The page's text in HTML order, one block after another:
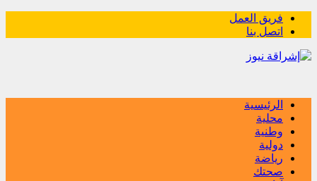
فريق العمل
اتصل بنا
الرئيسية
محلية
وطنية
دولية
رياضة
صحتك